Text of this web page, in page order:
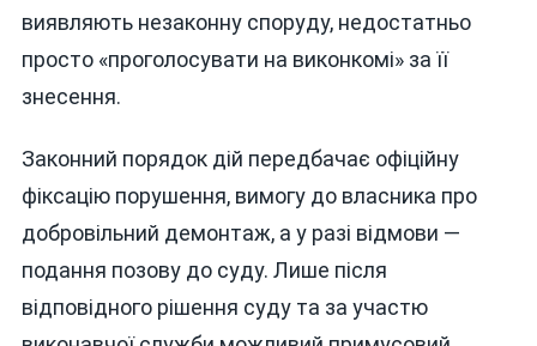
виявляють незаконну споруду, недостатньо
просто «проголосувати на виконкомі» за її
знесення.
Законний порядок дій передбачає офіційну
фіксацію порушення, вимогу до власника про
добровільний демонтаж, а у разі відмови —
подання позову до суду. Лише після
відповідного рішення суду та за участю